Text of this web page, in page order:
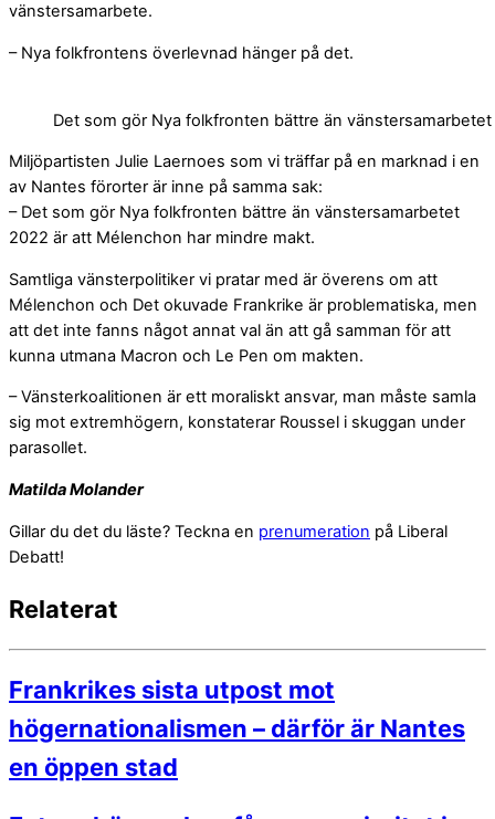
vänstersamarbete.
– Nya folkfrontens överlevnad hänger på det.
Det som gör Nya folkfronten bättre än
Miljöpartisten Julie Laernoes som vi träffar på en marknad i en
av Nantes förorter är inne på samma sak:
– Det som gör Nya folkfronten bättre än vänstersamarbetet
2022 är att Mélenchon har mindre makt.
Samtliga vänsterpolitiker vi pratar med är överens om att
Mélenchon och Det okuvade Frankrike är problematiska, men
att det inte fanns något annat val än att gå samman för att
kunna utmana Macron och Le Pen om makten.
– Vänsterkoalitionen är ett moraliskt ansvar, man måste samla
sig mot extremhögern, konstaterar Roussel i skuggan under
parasollet.
Matilda Molander
Gillar du det du läste? Teckna en prenumeration på Liberal
Debatt!
Relaterat
Frankrikes sista utpost mot
högernationalismen – därför är Nantes
en öppen stad